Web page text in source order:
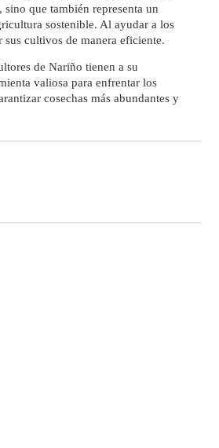
que también representa un
sostenible. Al ayudar a los
sus cultivos de manera eficiente.
de Nariño tienen a su
valiosa para enfrentar los
cosechas más abundantes y